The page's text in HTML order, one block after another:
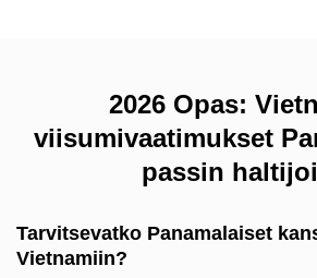
2026 Opas:
viisumivaatimukset
passin
Tarvitsevatko Panamalaiset
Vietnamiin?